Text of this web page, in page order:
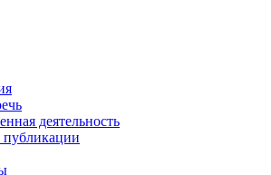
деятельность